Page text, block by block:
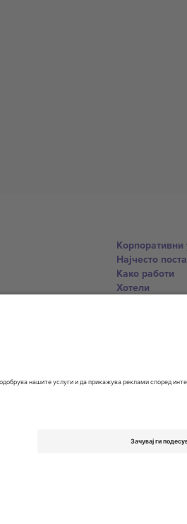
Корпоративни
Најчесто
Како работи
Хотели